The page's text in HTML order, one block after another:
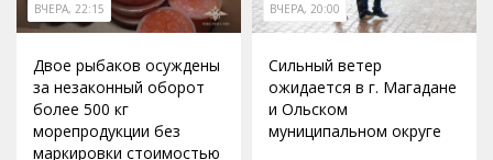
ВЧЕРА, 22:15
Двое рыбаков осуждены
за незаконный оборот
более 500 кг
морепродукции без
маркировки стоимостью
ВЧЕРА, 20:00
Сильный ветер
ожидается в г. Магадане
и Ольском
муниципальном округе